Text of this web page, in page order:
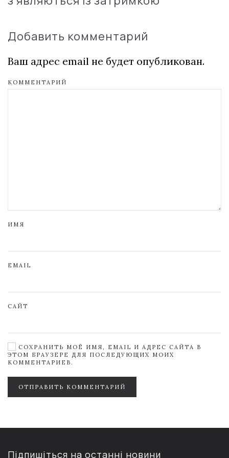
Добавить комментарий
Ваш адрес email не будет опубликован.
КОММЕНТАРИЙ
ИМЯ
EMAIL
САЙТ
СОХРАНИТЬ МОЁ ИМЯ, EMAIL И АДРЕС САЙТА В
ЭТОМ БРАУЗЕРЕ ДЛЯ ПОСЛЕДУЮЩИХ МОИХ
КОММЕНТАРИЕВ.
ОТПРАВИТЬ КОММЕНТАРИЙ
Підпишіться на останні новини